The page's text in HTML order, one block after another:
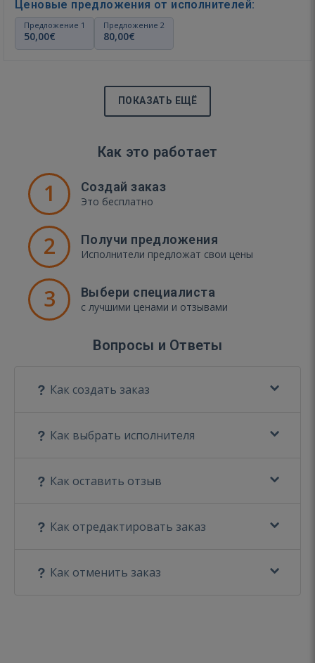
Ценовые предложения от исполнителей:
Предложение 1
50,00€
Предложение 2
80,00€
ПОКАЗАТЬ ЕЩЁ
Как это работает
1 Создай заказ
Это бесплатно
2 Получи предложения
Исполнители предложат свои цены
3 Выбери специалиста
с лучшими ценами и отзывами
Вопросы и Ответы
Как создать заказ
Как выбрать исполнителя
Как оставить отзыв
Как отредактировать заказ
Как отменить заказ